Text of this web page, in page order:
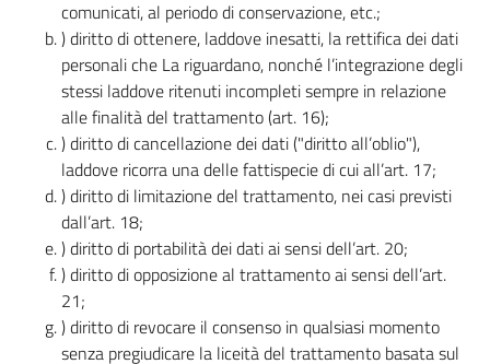
comunicati, al periodo di conservazione, etc.;
) diritto di ottenere, laddove inesatti, la rettifica dei dati
personali che La riguardano, nonché l’integrazione degli
stessi laddove ritenuti incompleti sempre in relazione
alle finalità del trattamento (art. 16);
) diritto di cancellazione dei dati ("diritto all’oblio"),
laddove ricorra una delle fattispecie di cui all’art. 17;
) diritto di limitazione del trattamento, nei casi previsti
dall’art. 18;
) diritto di portabilità dei dati ai sensi dell’art. 20;
) diritto di opposizione al trattamento ai sensi dell’art.
21;
) diritto di revocare il consenso in qualsiasi momento
senza pregiudicare la liceità del trattamento basata sul